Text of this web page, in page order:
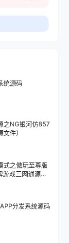
统源码
之NG银河仿857
件）
式之傲玩至尊版
游戏三网通源码
分发系统源码